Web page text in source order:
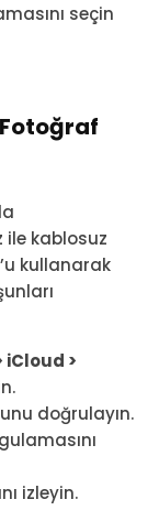
seçin
ile kablosuz
kullanarak
iCloud >
doğrulayın.
izleyin.